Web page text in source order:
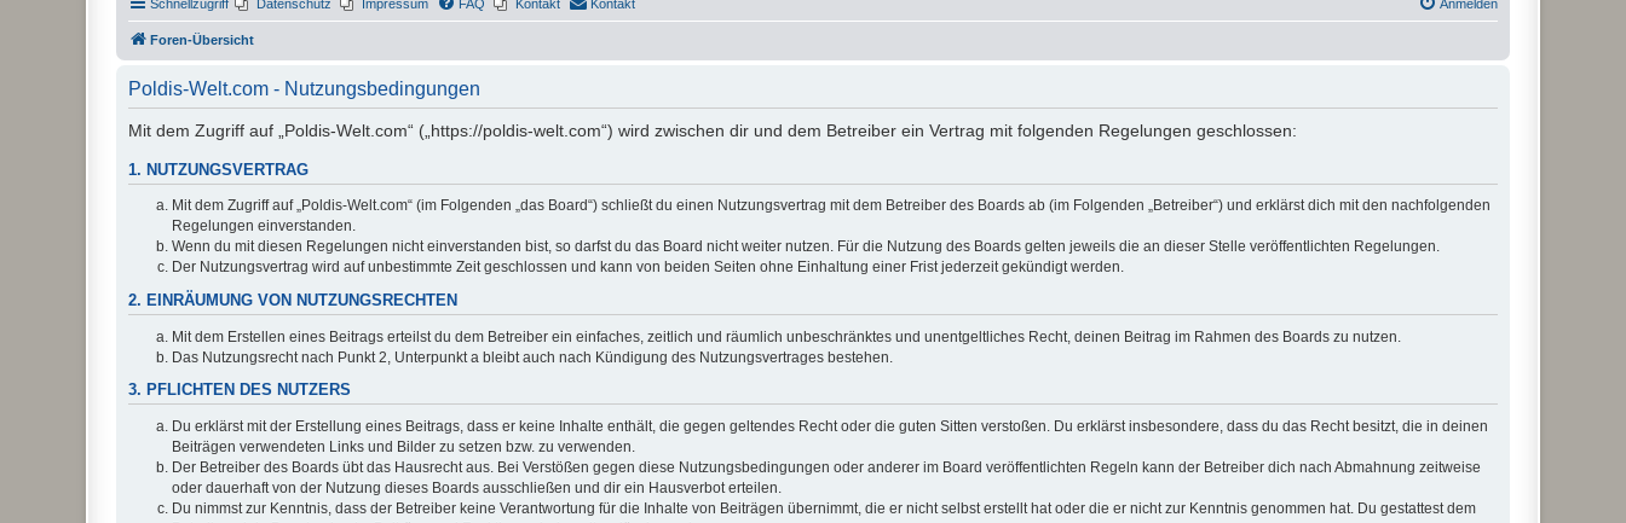
Schnellzugriff Datenschutz Impressum FAQ Kontakt Kontakt Anmelden
Foren-Übersicht
Poldis-Welt.com - Nutzungsbedingungen
Mit dem Zugriff auf „Poldis-Welt.com“ („https://poldis-welt.com“) wird zwischen dir und dem Betreiber ein Vertrag mit folgenden Regelungen geschlossen:
1. NUTZUNGSVERTRAG
Mit dem Zugriff auf „Poldis-Welt.com“ (im Folgenden „das Board“) schließt du einen Nutzungsvertrag mit dem Betreiber des Boards ab (im Folgenden „Betreiber“) und erklärst dich mit den nachfolgenden
Regelungen einverstanden.
Wenn du mit diesen Regelungen nicht einverstanden bist, so darfst du das Board nicht weiter nutzen. Für die Nutzung des Boards gelten jeweils die an dieser Stelle veröffentlichten Regelungen.
Der Nutzungsvertrag wird auf unbestimmte Zeit geschlossen und kann von beiden Seiten ohne Einhaltung einer Frist jederzeit gekündigt werden.
2. EINRÄUMUNG VON NUTZUNGSRECHTEN
Mit dem Erstellen eines Beitrags erteilst du dem Betreiber ein einfaches, zeitlich und räumlich unbeschränktes und unentgeltliches Recht, deinen Beitrag im Rahmen des Boards zu nutzen.
Das Nutzungsrecht nach Punkt 2, Unterpunkt a bleibt auch nach Kündigung des Nutzungsvertrages bestehen.
3. PFLICHTEN DES NUTZERS
Du erklärst mit der Erstellung eines Beitrags, dass er keine Inhalte enthält, die gegen geltendes Recht oder die guten Sitten verstoßen. Du erklärst insbesondere, dass du das Recht besitzt, die in deinen
Beiträgen verwendeten Links und Bilder zu setzen bzw. zu verwenden.
Der Betreiber des Boards übt das Hausrecht aus. Bei Verstößen gegen diese Nutzungsbedingungen oder anderer im Board veröffentlichten Regeln kann der Betreiber dich nach Abmahnung zeitweise
oder dauerhaft von der Nutzung dieses Boards ausschließen und dir ein Hausverbot erteilen.
Du nimmst zur Kenntnis, dass der Betreiber keine Verantwortung für die Inhalte von Beiträgen übernimmt, die er nicht selbst erstellt hat oder die er nicht zur Kenntnis genommen hat. Du gestattest dem